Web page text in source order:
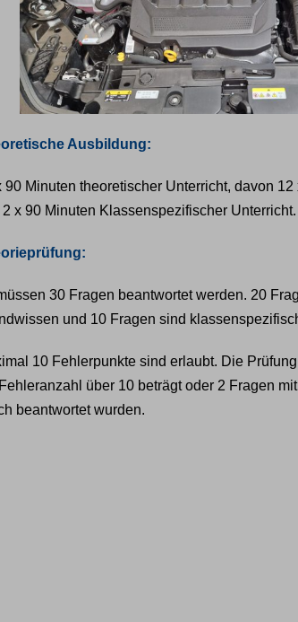
Ausbildung:
90 Minuten theoretischer Unterricht, davon
2 x 90 Minuten Klassenspezifischer Unterricht.
30 Fragen beantwortet werden. 20
und 10 Fragen sind
10 Fehlerpunkte sind erlaubt. Die
über 10 beträgt oder 2 Fragen
beantwortet wurden.